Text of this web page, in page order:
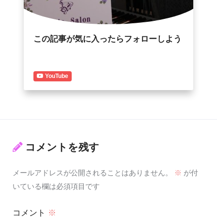
この記事が気に入ったらフォローしよう
YouTube
コメントを残す
メールアドレスが公開されることはありません。 ※ が付
いている欄は必須項目です
コメント ※